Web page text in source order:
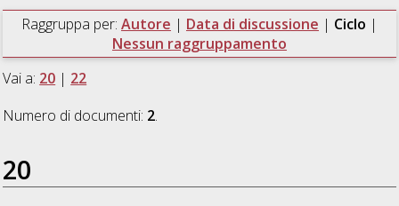
Raggruppa per: Autore | Data di discussione | Ciclo |
Nessun raggruppamento
Vai a: 20 | 22
Numero di documenti: 2.
20